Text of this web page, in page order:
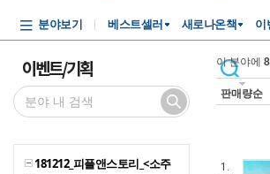
분야보기 베스트셀러 새로나온책 이
이벤트/기획
181212_피플앤스토리_<소주
이 분야에 8
판매량순
1.